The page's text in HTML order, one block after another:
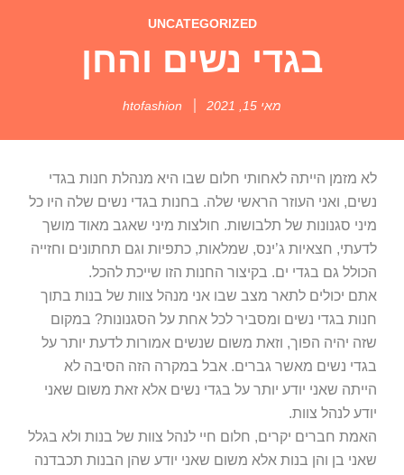
UNCATEGORIZED
בגדי נשים והחן
מאי 15, 2021 htofashion
לא מזמן הייתה לאחותי חלום שבו היא מנהלת חנות בגדי
נשים, ואני העוזר הראשי שלה. בחנות בגדי נשים שלה היו כל
מיני סגנונות של תלבושות. חולצות מיני שאגב מאוד מושך
לדעתי, חצאיות ג’ינס, שמלאות, כתפיות וגם תחתונים וחזייה
הכולל גם בגדי ים. בקיצור החנות הזו שייכת להכל.
אתם יכולים לתאר מצב שבו אני מנהל צוות של בנות בתוך
חנות בגדי נשים ומסביר לכל אחת על הסגנונות? במקום
שזה יהיה הפוך, וזאת משום שנשים אמורות לדעת יותר על
בגדי נשים מאשר גברים. אבל במקרה הזה הסיבה לא
הייתה שאני יודע יותר על בגדי נשים אלא זאת משום שאני
יודע לנהל צוות.
האמת חברים יקרים, חלום חיי לנהל צוות של בנות ולא בגלל
שאני בן והן בנות אלא משום שאני יודע שהן הבנות תכבדנה